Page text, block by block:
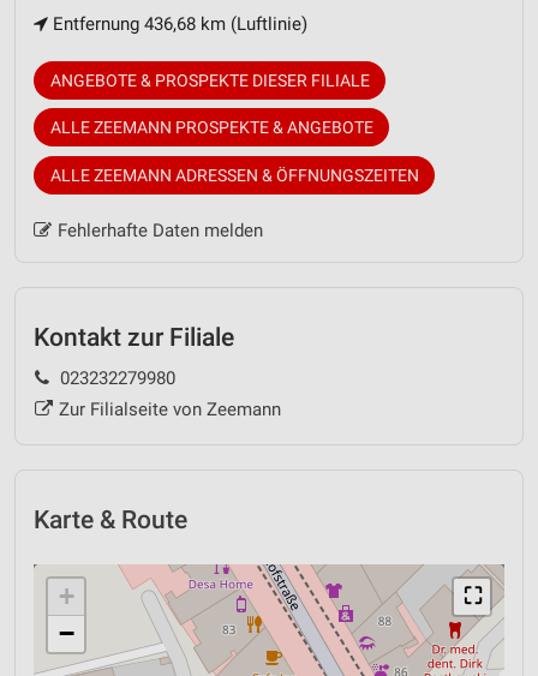
Entfernung 436,68 km (Luftlinie)
ANGEBOTE & PROSPEKTE DIESER FILIALE
ALLE ZEEMANN PROSPEKTE & ANGEBOTE
ALLE ZEEMANN ADRESSEN & ÖFFNUNGSZEITEN
Fehlerhafte Daten melden
Kontakt zur Filiale
023232279980
Zur Filialseite von Zeemann
Karte & Route
⛶
+
−